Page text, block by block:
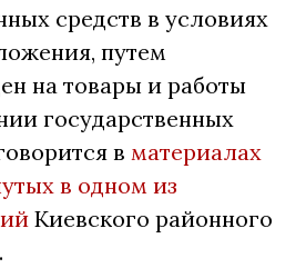
средств в условиях
путем
на товары и работы
государственных
в материалах
в одном из
Киевского районного